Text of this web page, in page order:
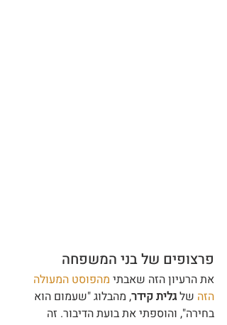
פרצופים של בני המשפחה
את הרעיון הזה שאבתי מהפוסט המעולה
הזה של גלית קידר, מהבלוג "שעמום הוא
בחירה", והוספתי את בועת הדיבור. זה